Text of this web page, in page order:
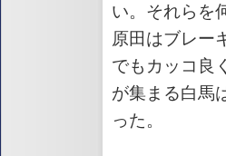
い。それらを
原田はブレー
でもカッコ良
が集まる白馬
った。